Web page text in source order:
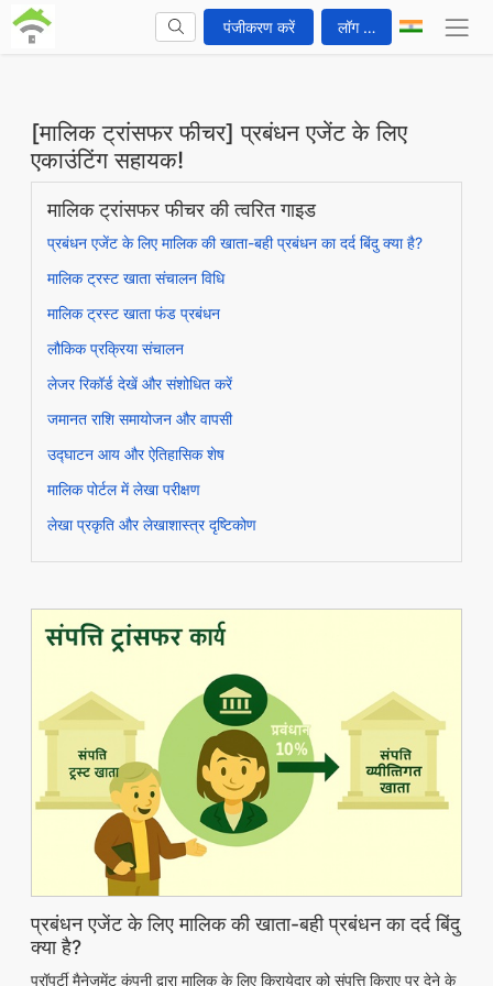
पंजीकरण करें लॉग इन करें
[मालिक ट्रांसफर फीचर] प्रबंधन एजेंट के लिए
एकाउंटिंग सहायक!
मालिक ट्रांसफर फीचर की त्वरित गाइड
प्रबंधन एजेंट के लिए मालिक की खाता-बही प्रबंधन का दर्द बिंदु क्या है?
मालिक ट्रस्ट खाता संचालन विधि
मालिक ट्रस्ट खाता फंड प्रबंधन
लौकिक प्रक्रिया संचालन
लेजर रिकॉर्ड देखें और संशोधित करें
जमानत राशि समायोजन और वापसी
उद्घाटन आय और ऐतिहासिक शेष
मालिक पोर्टल में लेखा परीक्षण
लेखा प्रकृति और लेखाशास्त्र दृष्टिकोण
प्रबंधन एजेंट के लिए मालिक की खाता-बही प्रबंधन का दर्द बिंदु
क्या है?
प्रॉपर्टी मैनेजमेंट कंपनी द्वारा मालिक के लिए किरायेदार को संपत्ति किराए पर देने के